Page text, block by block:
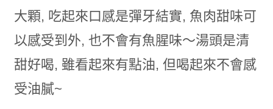
大顆, 吃起來口感是彈牙結實, 魚肉甜味可
以感受到外, 也不會有魚腥味～湯頭是清
甜好喝, 雖看起來有點油, 但喝起來不會感
受油膩~